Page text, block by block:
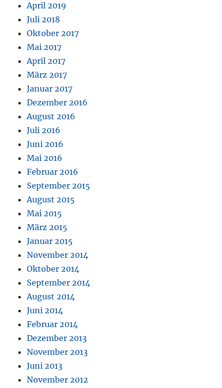
April 2019
Juli 2018
Oktober 2017
Mai 2017
April 2017
März 2017
Januar 2017
Dezember 2016
August 2016
Juli 2016
Juni 2016
Mai 2016
Februar 2016
September 2015
August 2015
Mai 2015
März 2015
Januar 2015
November 2014
Oktober 2014
September 2014
August 2014
Juni 2014
Februar 2014
Dezember 2013
November 2013
Juni 2013
November 2012